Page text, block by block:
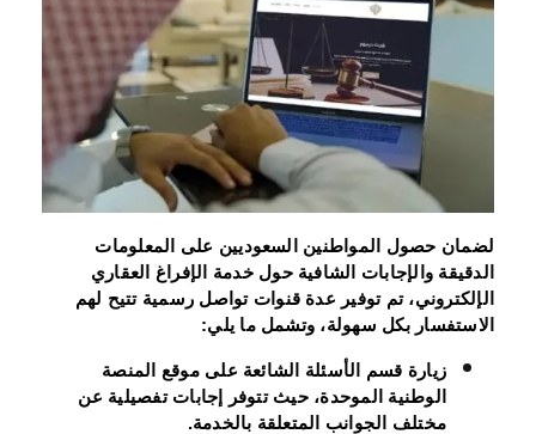
لضمان حصول المواطنين السعوديين على المعلومات
الدقيقة والإجابات الشافية حول خدمة الإفراغ العقاري
الإلكتروني، تم توفير عدة قنوات تواصل رسمية تتيح لهم
الاستفسار بكل سهولة، وتشمل ما يلي:
زيارة قسم الأسئلة الشائعة على موقع المنصة
الوطنية الموحدة، حيث تتوفر إجابات تفصيلية عن
مختلف الجوانب المتعلقة بالخدمة.